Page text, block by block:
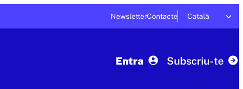
NewsletterContacte Català
Entra Subscriu-te